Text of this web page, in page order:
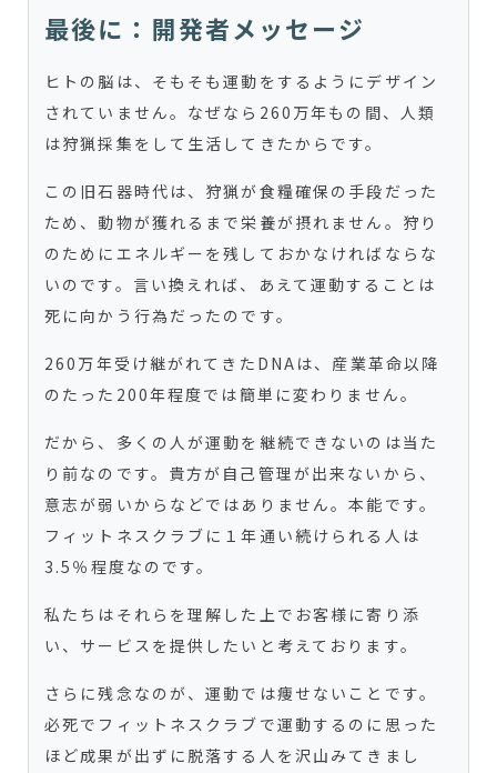
最後に：開発者メッセージ
ヒトの脳は、そもそも運動をするようにデザイン
されていません。なぜなら260万年もの間、人類
は狩猟採集をして生活してきたからです。
この旧石器時代は、狩猟が食糧確保の手段だった
ため、動物が獲れるまで栄養が摂れません。狩り
のためにエネルギーを残しておかなければならな
いのです。言い換えれば、あえて運動することは
死に向かう行為だったのです。
260万年受け継がれてきたDNAは、産業革命以降
のたった200年程度では簡単に変わりません。
だから、多くの人が運動を継続できないのは当た
り前なのです。貴方が自己管理が出来ないから、
意志が弱いからなどではありません。本能です。
フィットネスクラブに１年通い続けられる人は
3.5％程度なのです。
私たちはそれらを理解した上でお客様に寄り添
い、サービスを提供したいと考えております。
さらに残念なのが、運動では痩せないことです。
必死でフィットネスクラブで運動するのに思った
ほど成果が出ずに脱落する人を沢山みてきまし